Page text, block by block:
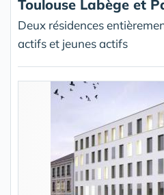
Toulouse Labège et
Deux résidences
actifs et jeunes actifs